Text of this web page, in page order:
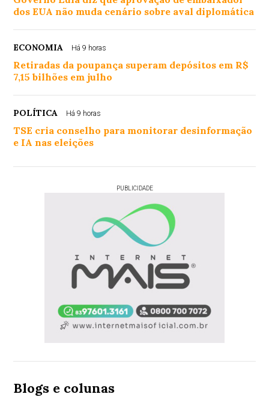
dos EUA não muda cenário sobre aval diplomática
ECONOMIA Há 9 horas
Retiradas da poupança superam depósitos em R$
7,15 bilhões em julho
POLÍTICA Há 9 horas
TSE cria conselho para monitorar desinformação
e IA nas eleições
PUBLICIDADE
Blogs e colunas